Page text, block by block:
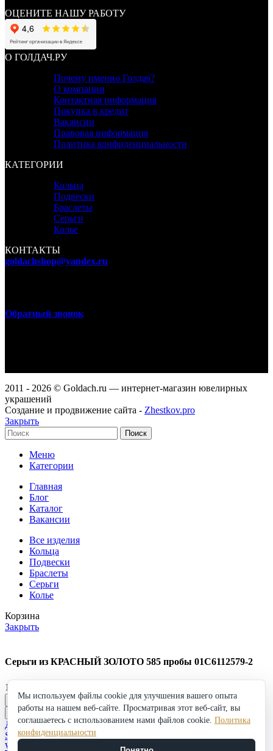
ОЦЕНИТЕ НАШУ РАБОТУ
О ГОЛДАЧ.РУ
Почему именно Голдач?
О компании
Контактная информация
Покупка в кредит
Вакансии
Правовая информация
Политика конфиденциальности
КАТЕГОРИИ
Кольца
Подвески
Браслеты
Серьги
Колье
КОНТАКТЫ
goldachshop@yandex.ru
Обратный звонок
2011 - 2026 © Goldach.ru — интернет-магазин ювелирных
украшений
Создание и продвижение сайта - Zhestkov.pro
Закрыть
Поиск
Меню
Категории
Главная
Блог
Каталог
Вакансии
Все изделия
Кольца
Подвески
Браслеты
Серьги
Колье
Корзина
Закрыть
Серьги из КРАСНЫЙ ЗОЛОТО 585 пробы 01С6112579-2
119 886
Серьги
из
КРАСНЫЙ
ЗОЛОТО
585
в корзину Купить
Добавить в избранное
Shop
Wishlist
Мы используем файлы cookie для улучшения вашего опыта
работы на нашем веб-сайте. Просматривая этот веб-сайт, вы
соглашаетесь с использованием нами файлов cookie. Политика
конфиденциальности